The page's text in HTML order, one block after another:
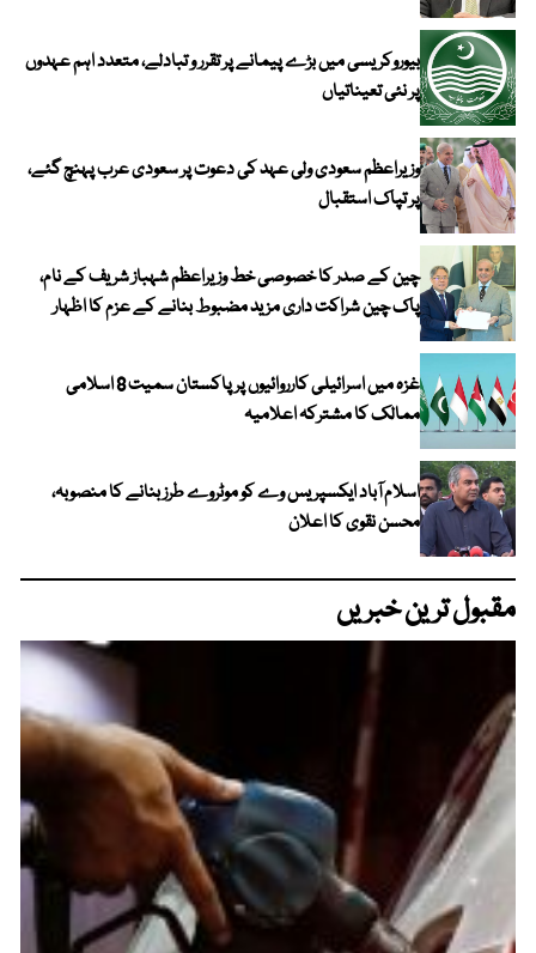
بیوروکریسی میں بڑے پیمانے پر تقرر و تبادلے، متعدد اہم عہدوں
پر نئی تعیناتیاں
وزیراعظم سعودی ولی عہد کی دعوت پر سعودی عرب پہنچ گئے،
پر تپاک استقبال
چین کے صدر کا خصوصی خط وزیراعظم شہباز شریف کے نام،
پاک چین شراکت داری مزید مضبوط بنانے کے عزم کا اظہار
غزہ میں اسرائیلی کارروائیوں پر پاکستان سمیت 8 اسلامی
ممالک کا مشترکہ اعلامیہ
اسلام آباد ایکسپریس وے کو موٹروے طرز بنانے کا منصوبہ،
محسن نقوی کا اعلان
مقبول ترین خبریں